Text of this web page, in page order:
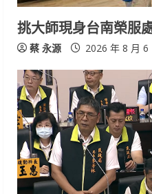
挑大師現身台南榮服
蔡 永源 2026 年 8 月 6